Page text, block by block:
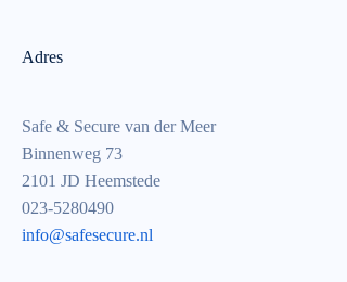
Adres
Safe & Secure van der Meer
Binnenweg 73
2101 JD Heemstede
023-5280490
info@safesecure.nl